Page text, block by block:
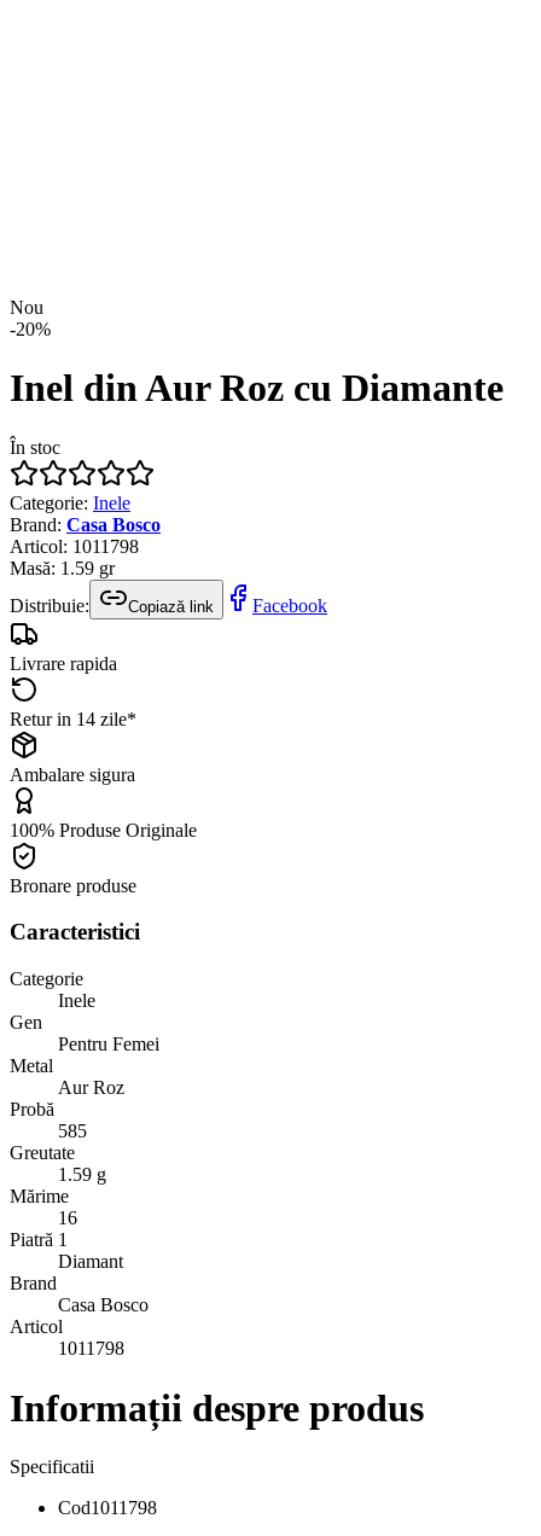
Nou
-20%
Inel din Aur Roz cu Diamante
În stoc
Categorie: Inele
Brand: Casa Bosco
Articol: 1011798
Masă: 1.59 gr
Distribuie:
Copiază link Facebook
Livrare rapida
Retur in 14 zile*
Ambalare sigura
100% Produse Originale
Bronare produse
Caracteristici
Categorie
Inele
Gen
Pentru Femei
Metal
Aur Roz
Probă
585
Greutate
1.59 g
Mărime
16
Piatră 1
Diamant
Brand
Casa Bosco
Articol
1011798
Informații despre produs
Specificatii
Cod1011798